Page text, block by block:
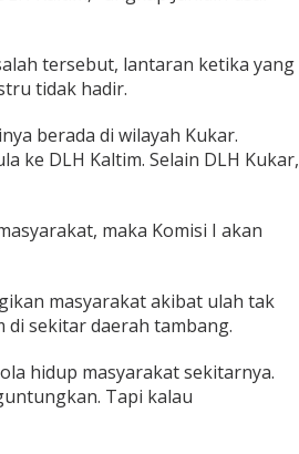
tersebut, lantaran ketika yang
tidak hadir.
berada di wilayah Kukar.
ke DLH Kaltim. Selain DLH Kukar,
maka Komisi I akan
masyarakat akibat ulah tak
sekitar daerah tambang.
hidup masyarakat sekitarnya.
Tapi kalau